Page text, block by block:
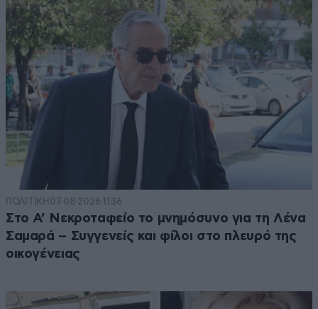
ΠΟΛΙΤΙΚΗ 07·08·2026 11:36
Στο Α’ Νεκροταφείο το μνημόσυνο για τη Λένα
Σαμαρά – Συγγενείς και φίλοι στο πλευρό της
οικογένειας